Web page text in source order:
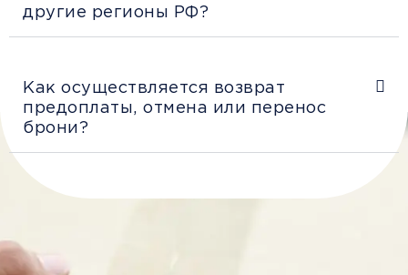
другие регионы РФ?
Как осуществляется возврат
предоплаты, отмена или перенос
брони?